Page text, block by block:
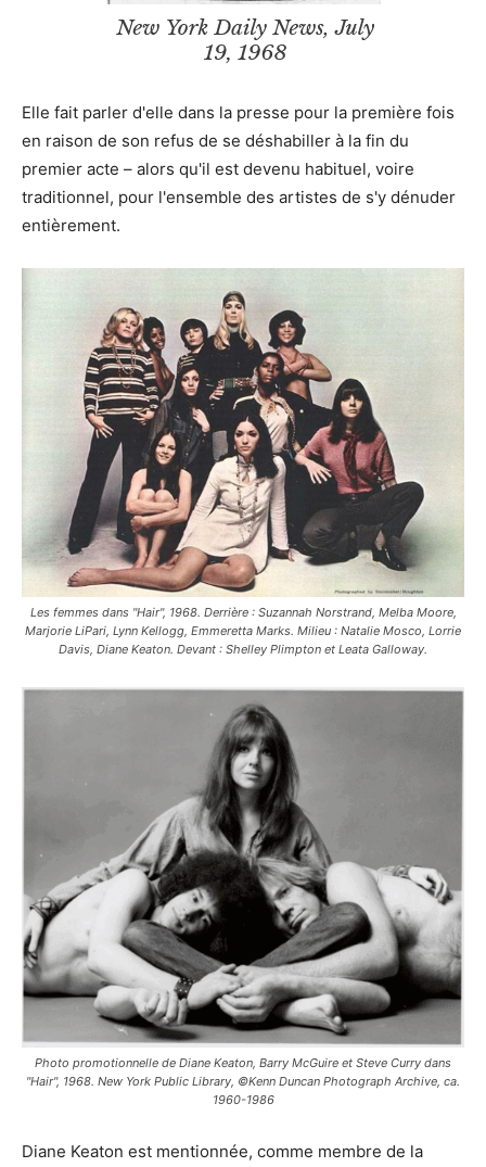
Elle fait parler d'elle dans la presse pour la première fois
en raison de son refus de se déshabiller à la fin du
premier acte – alors qu'il est devenu habituel, voire
traditionnel, pour l'ensemble des artistes de s'y dénuder
entièrement.
Les femmes dans "Hair", 1968. Derrière : Suzannah Norstrand, Melba Moore,
Marjorie LiPari, Lynn Kellogg, Emmeretta Marks. Milieu : Natalie Mosco, Lorrie
Davis, Diane Keaton. Devant : Shelley Plimpton et Leata Galloway.
Photo promotionnelle de Diane Keaton, Barry McGuire et Steve Curry dans
"Hair", 1968. New York Public Library, ©Kenn Duncan Photograph Archive, ca.
1960-1986
Diane Keaton est mentionnée, comme membre de la